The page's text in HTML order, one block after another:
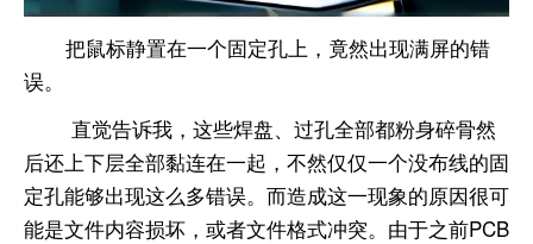
把鼠标静置在一个固定孔上，竟然出现满屏的错
误。
直觉告诉我，这些焊盘、过孔全部都粉身碎骨然
后还上下层全部黏连在一起，不然仅仅一个没布线的固
定孔能够出现这么多错误。而造成这一现象的原因很可
能是文件内容损坏，或者文件格式冲突。由于之前PCB